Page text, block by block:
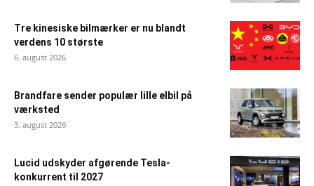
Tre kinesiske bilmærker er nu blandt
verdens 10 største
6. august 2026
Brandfare sender populær lille elbil på
værksted
3. august 2026
Lucid udskyder afgørende Tesla-
konkurrent til 2027